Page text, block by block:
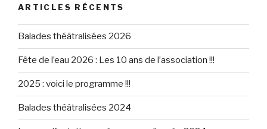
ARTICLES RÉCENTS
Balades théâtralisées 2026
Fête de l’eau 2026 : Les 10 ans de l’association !!!
2025 : voici le programme !!!
Balades théâtralisées 2024